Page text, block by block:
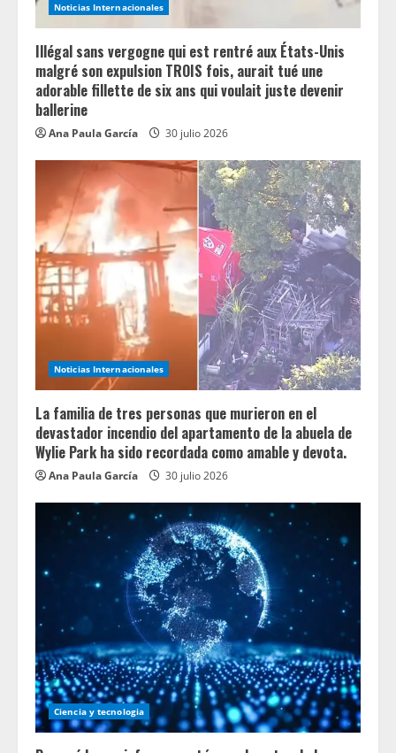
Noticias Internacionales
Illégal sans vergogne qui est rentré aux États-Unis
malgré son expulsion TROIS fois, aurait tué une
adorable fillette de six ans qui voulait juste devenir
ballerine
Ana Paula García 30 julio 2026
Noticias Internacionales
La familia de tres personas que murieron en el
devastador incendio del apartamento de la abuela de
Wylie Park ha sido recordada como amable y devota.
Ana Paula García 30 julio 2026
Ciencia y tecnologia